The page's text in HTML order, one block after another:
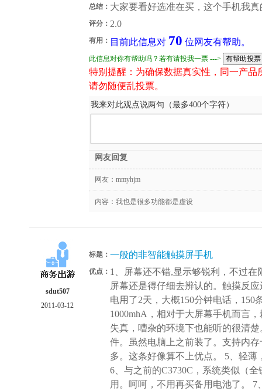
总结： 大家要看好选准在买，这个手机我
评分： 2.0
有用： 目前此信息对 70 位网友有帮助。
此信息对你有帮助吗？若有请投我一票 --->
特别提醒：为确保数据真实性，同一产
请勿随便乱投票。
我来对此观点说两句（最多400个字符）
网友回复
网友： mmyhjm
内容：我也是很多功能都是虚设
sdut507
2011-03-12
标题： 一般的非智能触摸屏手机
优点： 1、屏幕还不错,显示够锐利，不过
屏幕还是得仔细去辨认的。触摸反
电用了2天，大概150分钟电话，
1000mhA，相对于大屏幕手机而言
失真，嘈杂的环境下也能听的很清
件。虽然电脑上之前装了。支持内
多。这条好像算不上优点。 5、轻
6、与之前的C3730C，系统类似（
用。呵呵，不用再买备用电池了。